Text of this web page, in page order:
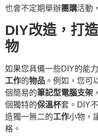
也會不定期舉辦團購活動
DIY改造，打
物
如果您具備一些DIY的能
工作的物品 。例如，您可
個簡易的筆記型電腦支架
個獨特的保溫杯套。DIY
造獨一無二的工作小物，
格。